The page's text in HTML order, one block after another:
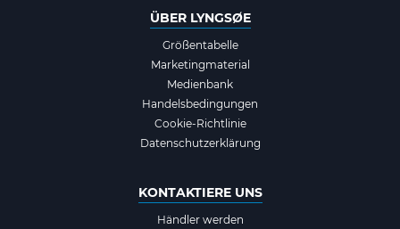
ÜBER LYNGSØE
Größentabelle
Marketingmaterial
Medienbank
Handelsbedingungen
Cookie-Richtlinie
Datenschutzerklärung
KONTAKTIERE UNS
Händler werden